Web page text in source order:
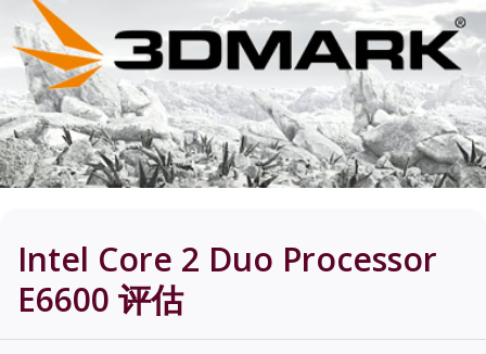
Intel Core 2 Duo Processor
E6600 评估